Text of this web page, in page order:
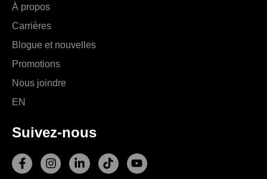
À propos
Carrières
Blogue et nouvelles
Promotions
Nous joindre
EN
Suivez-nous
F
a
I
n
L
i
T
i
Y
o